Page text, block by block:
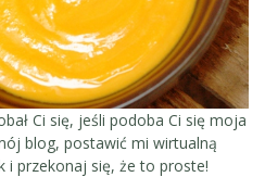
Ci się, jeśli podoba Ci się moja
blog, postawić mi wirtualną
i przekonaj się, że to proste!